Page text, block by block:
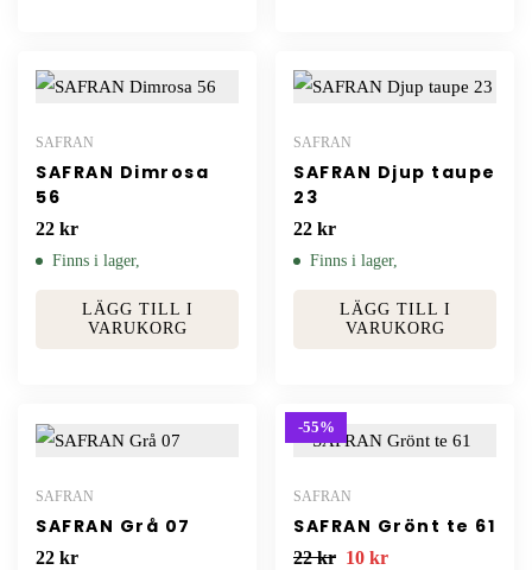
SAFRAN
SAFRAN Dimrosa
56
22 kr
Finns i lager,
LÄGG TILL I
VARUKORG
SAFRAN
SAFRAN Djup taupe
23
22 kr
Finns i lager,
LÄGG TILL I
VARUKORG
SAFRAN
SAFRAN Grå 07
22 kr
-55%
SAFRAN
SAFRAN Grönt te 61
22kr 10 kr